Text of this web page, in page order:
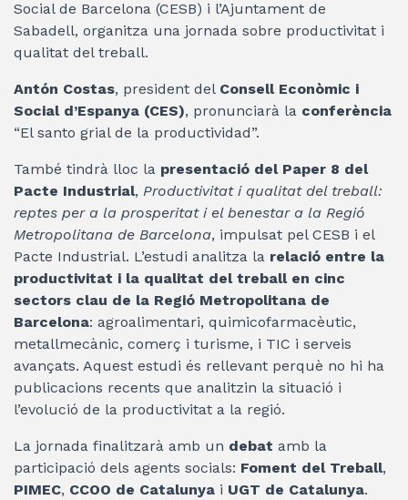
Social de Barcelona (CESB) i l’Ajuntament de
Sabadell, organitza una jornada sobre productivitat i
qualitat del treball.
Antón Costas, president del Consell Econòmic i
Social d’Espanya (CES), pronunciarà la conferència
“El santo grial de la productividad”.
També tindrà lloc la presentació del Paper 8 del
Pacte Industrial, Productivitat i qualitat del treball:
reptes per a la prosperitat i el benestar a la Regió
Metropolitana de Barcelona, impulsat pel CESB i el
Pacte Industrial. L’estudi analitza la relació entre la
productivitat i la qualitat del treball en cinc
sectors clau de la Regió Metropolitana de
Barcelona: agroalimentari, quimicofarmacèutic,
metallmecànic, comerç i turisme, i TIC i serveis
avançats. Aquest estudi és rellevant perquè no hi ha
publicacions recents que analitzin la situació i
l’evolució de la productivitat a la regió.
La jornada finalitzarà amb un debat amb la
participació dels agents socials: Foment del Treball,
PIMEC, CCOO de Catalunya i UGT de Catalunya.